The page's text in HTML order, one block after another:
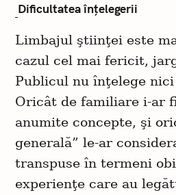
Dificultatea înţelegerii
Limbajul ştiinţei este
cazul cel mai fericit,
Publicul nu înţelege
Oricât de familiare i-ar
anumite concepte, şi
generală” le-ar
transpuse în termeni
experienţe care au
ă
u
t
a
: